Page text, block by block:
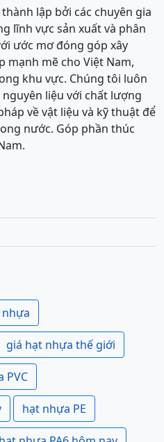
lập bởi các chuyên gia
lĩnh vực sản xuất và phân
ước mơ đóng góp xây
mẽ cho Việt Nam,
khu vực. Chúng tôi luôn
liệu với chất lượng
về vật liệu và kỹ thuật để
nước. Góp phần thúc
giá hạt nhựa thế giới
PVC
hạt nhựa PE